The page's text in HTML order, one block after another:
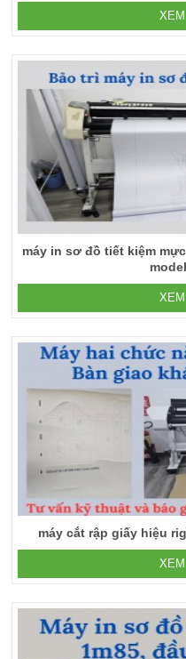
máy in sơ đồ tiết kiệm
máy cắt rập giấy hiệu